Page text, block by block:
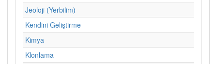
Jeoloji (Yerbilim)
Kendini Geliştirme
Kimya
Klonlama